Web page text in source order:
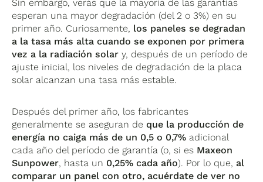
Sin embargo, verás que la mayoría de las garantías
esperan una mayor degradación (del 2 o 3%) en su
primer año. Curiosamente, los paneles se degradan
a la tasa más alta cuando se exponen por primera
vez a la radiación solar y, después de un período de
ajuste inicial, los niveles de degradación de la placa
solar alcanzan una tasa más estable.
Después del primer año, los fabricantes
generalmente se aseguran de que la producción de
energía no caiga más de un 0,5 o 0,7% adicional
cada año del período de garantía (o, si es Maxeon
Sunpower, hasta un 0,25% cada año). Por lo que, al
comparar un panel con otro, acuérdate de ver no